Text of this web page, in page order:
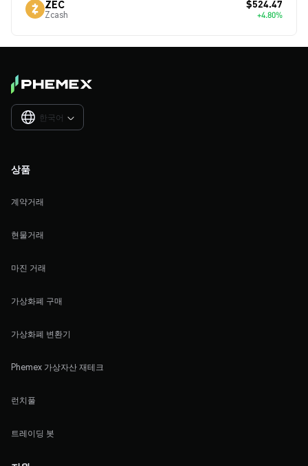
ZEC
Zcash
$524.47
+4.80%
한국어 
상품
계약거래
현물거래
마진 거래
가상화폐 구매
가상화폐 변환기
Phemex 가상자산 재테크
런치풀
트레이딩 봇